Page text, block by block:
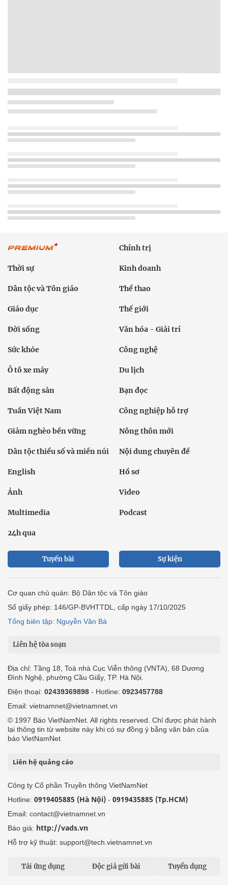
Chính trị
Thời sự Kinh doanh
Dân tộc và Tôn giáo Thể thao
Giáo dục Thế giới
Đời sống Văn hóa - Giải trí
Sức khỏe Công nghệ
Ô tô xe máy Du lịch
Bất động sản Bạn đọc
Tuần Việt Nam Công nghiệp hỗ trợ
Giảm nghèo bền vững Nông thôn mới
Dân tộc thiểu số và miền núi Nội dung chuyên đề
English Hồ sơ
Ảnh Video
Multimedia Podcast
24h qua
Tuyến bài Sự kiện
Cơ quan chủ quản: Bộ Dân tộc và Tôn giáo
Số giấy phép: 146/GP-BVHTTDL, cấp ngày 17/10/2025
Tổng biên tập: Nguyễn Văn Bá
Liên hệ tòa soạn
Địa chỉ: Tầng 18, Toà nhà Cục Viễn thông (VNTA), 68 Dương
Đình Nghệ, phường Cầu Giấy, TP. Hà Nội.
Điện thoại: 02439369898 - Hotline: 0923457788
Email: vietnamnet@vietnamnet.vn
© 1997 Báo VietNamNet. All rights reserved. Chỉ được phát hành
lại thông tin từ website này khi có sự đồng ý bằng văn bản của
báo VietNamNet.
Liên hệ quảng cáo
Công ty Cổ phần Truyền thông VietNamNet
Hotline: 0919405885 (Hà Nội) - 0919435885 (Tp.HCM)
Email: contact@vietnamnet.vn
Báo giá: http://vads.vn
Hỗ trợ kỹ thuật: support@tech.vietnamnet.vn
Tải ứng dụng Độc giả gửi bài Tuyển dụng